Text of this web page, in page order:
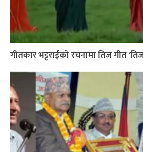
गीतकार भट्टराईको रचनामा तिज गीत